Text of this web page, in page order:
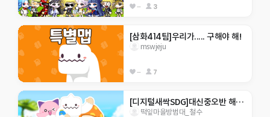
-- 3
[삼화414팀]우리가..... 구해야 해!
mswjeju
-- 7
[디지털새싹SDG]대신중오반 해양생태계보호
떡잎마을방범대_철수